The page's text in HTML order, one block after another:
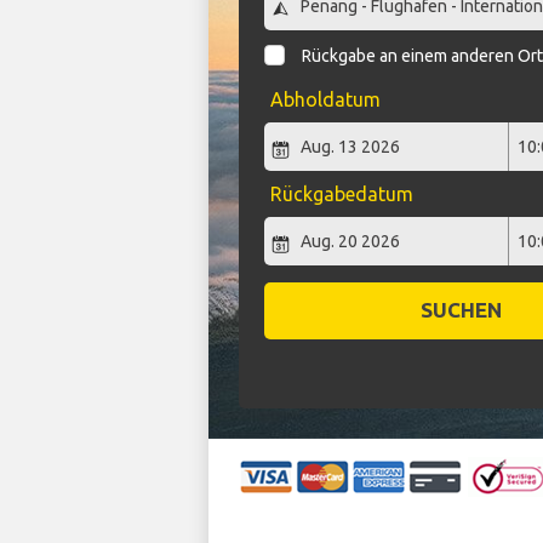
Rückgabe an einem anderen Ort
Abholdatum
Rückgabedatum
SUCHEN